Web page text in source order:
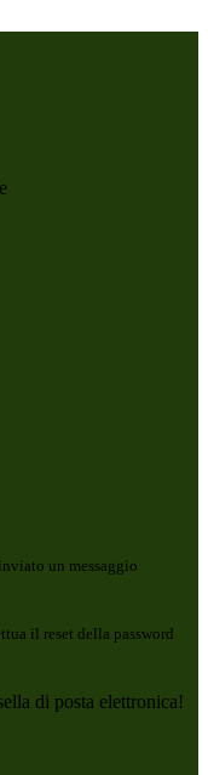
un messaggio
il reset della password
di posta elettronica!